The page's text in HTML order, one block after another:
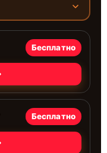
Бесплатно
Бесплатно